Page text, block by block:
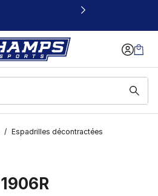
nouvelle fenêtre
/ Espadrilles décontractées